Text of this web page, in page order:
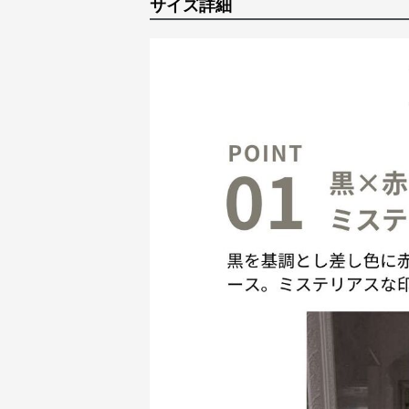
サイズ詳細